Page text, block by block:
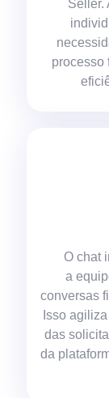
Seller.
processo
O chat
a
conversas
Isso
das
da